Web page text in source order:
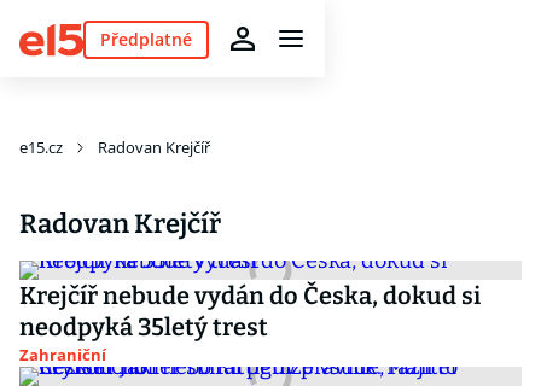
Předplatné
e15.cz Radovan Krejčíř
Radovan Krejčíř
Krejčíř nebude vydán do Česka, dokud si
neodpyká 35letý trest
Zahraniční